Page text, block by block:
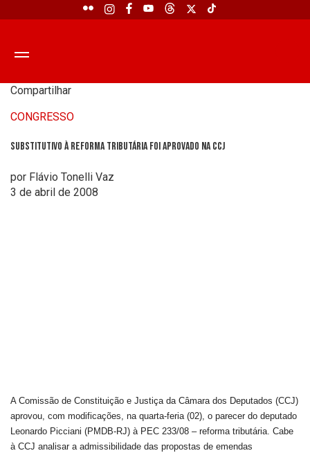
Compartilhar
CONGRESSO
Substitutivo à Reforma Tributária foi aprovado na CCJ
por Flávio Tonelli Vaz
3 de abril de 2008
A Comissão de Constituição e Justiça da Câmara dos Deputados (CCJ)
aprovou, com modificações, na quarta-feria (02), o parecer do deputado
Leonardo Picciani (PMDB-RJ) à PEC 233/08 – reforma tributária. Cabe
à CCJ analisar a admissibilidade das propostas de emendas